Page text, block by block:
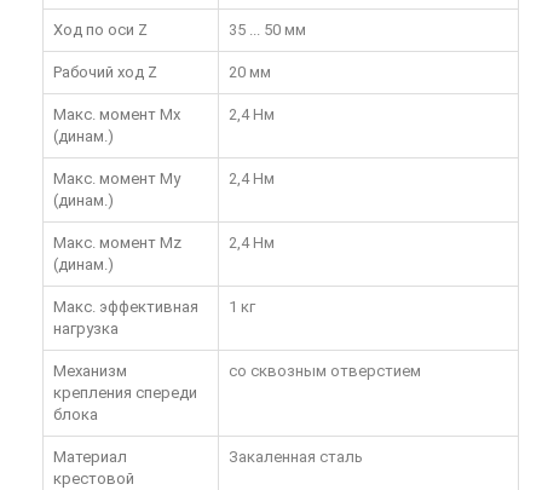
Ход по оси Z 35 ... 50 мм
Рабочий ход Z 20 мм
Макс. момент Mx
(динам.)
2,4 Нм
Макс. момент My
(динам.)
2,4 Нм
Макс. момент Mz
(динам.)
2,4 Нм
Макс. эффективная
нагрузка
1 кг
Механизм
крепления спереди
блока
со сквозным отверстием
Материал
крестовой
Закаленная сталь